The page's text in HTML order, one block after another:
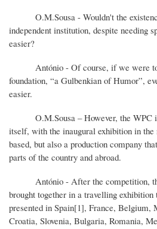
O.M.Sousa - Wouldn't the
independent institution, despite needing
easier?
António - Of course, if we were to
foundation, “a Gulbenkian of Humor”,
easier.
O.M.Sousa – However, the WPC is
itself, with the inaugural exhibition in
based, but also a production company
parts of the country and abroad.
António - After the competition,
brought together in a travelling exhibition
presented in Spain[1], France, Belgium,
Croatia, Slovenia, Bulgaria, Romania,